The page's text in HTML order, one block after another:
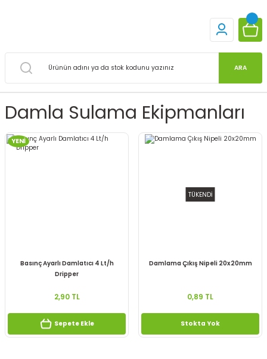
ARA
Damla Sulama Ekipmanları
YENİ
Basınç Ayarlı Damlatıcı 4 Lt/h
Dripper
2,90 TL
Sepete Ekle
TÜKENDİ
Damlama Çıkış Nipeli 20x20mm
0,89 TL
Stokta Yok